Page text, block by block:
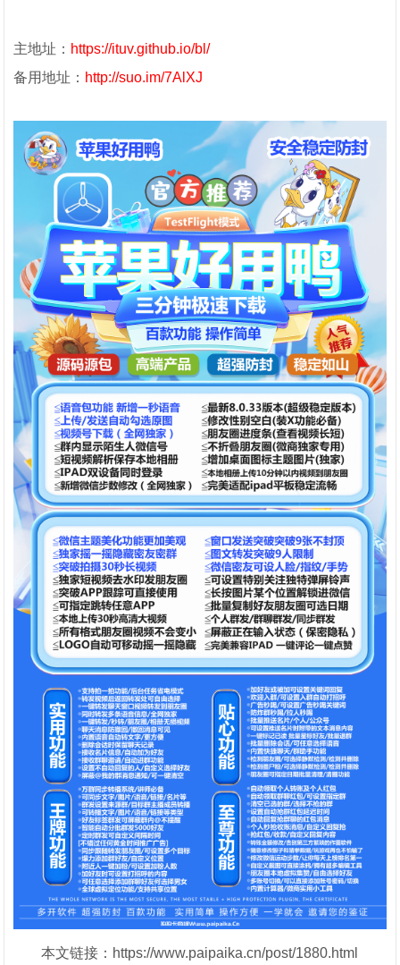
主地址： https://ituv.github.io/bl/
备用地址： http://suo.im/7AlXJ
本文链接：https://www.paipaika.cn/post/1880.html